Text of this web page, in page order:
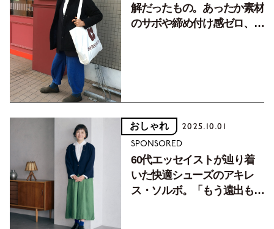
解だったもの。あったか素材
のサボや締め付け感ゼロ、シ
おしゃれ 2025.10.01
SPONSORED
60代エッセイストが辿り着
いた快適シューズのアキレ
ス・ソルボ。「もう遠出も立